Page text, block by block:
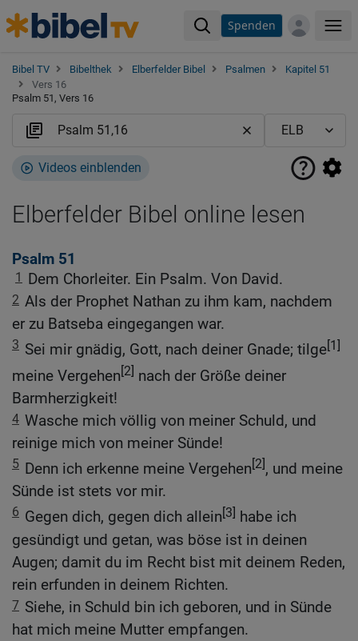
Spenden
Bibel TV Bibelthek Elberfelder Bibel Psalmen
Kapitel 51
Vers 16
Psalm 51, Vers 16
Videos einblenden
Elberfelder Bibel online lesen
Psalm 51
1 Dem Chorleiter. Ein Psalm. Von David.
2 Als der Prophet Nathan zu ihm kam, nachdem
er zu Batseba eingegangen war.
3 Sei mir gnädig, Gott, nach deiner Gnade; tilge[1]
meine Vergehen[2] nach der Größe deiner
Barmherzigkeit!
4 Wasche mich völlig von meiner Schuld, und
reinige mich von meiner Sünde!
5 Denn ich erkenne meine Vergehen[2], und meine
Sünde ist stets vor mir.
6 Gegen dich, gegen dich allein[3] habe ich
gesündigt und getan, was böse ist in deinen
Augen; damit du im Recht bist mit deinem Reden,
rein erfunden in deinem Richten.
7 Siehe, in Schuld bin ich geboren, und in Sünde
hat mich meine Mutter empfangen.